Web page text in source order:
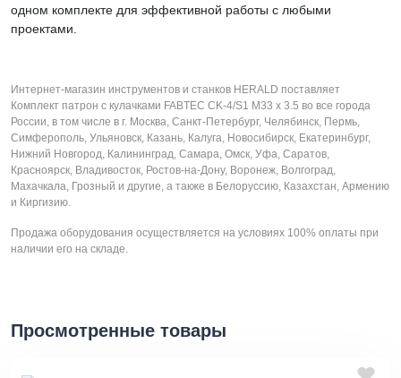
одном комплекте для эффективной работы с любыми
проектами.
Интернет-магазин инструментов и станков HERALD поставляет
Комплект патрон с кулачками FABTEC CK-4/S1 M33 х 3.5 во все города
России, в том числе в г. Москва, Санкт-Петербург, Челябинск, Пермь,
Симферополь, Ульяновск, Казань, Калуга, Новосибирск, Екатеринбург,
Нижний Новгород, Калининград, Самара, Омск, Уфа, Саратов,
Красноярск, Владивосток, Ростов-на-Дону, Воронеж, Волгоград,
Махачкала, Грозный и другие, а также в Белоруссию, Казахстан, Армению
и Киргизию.
Продажа оборудования осуществляется на условиях 100% оплаты при
наличии его на складе.
Просмотренные товары